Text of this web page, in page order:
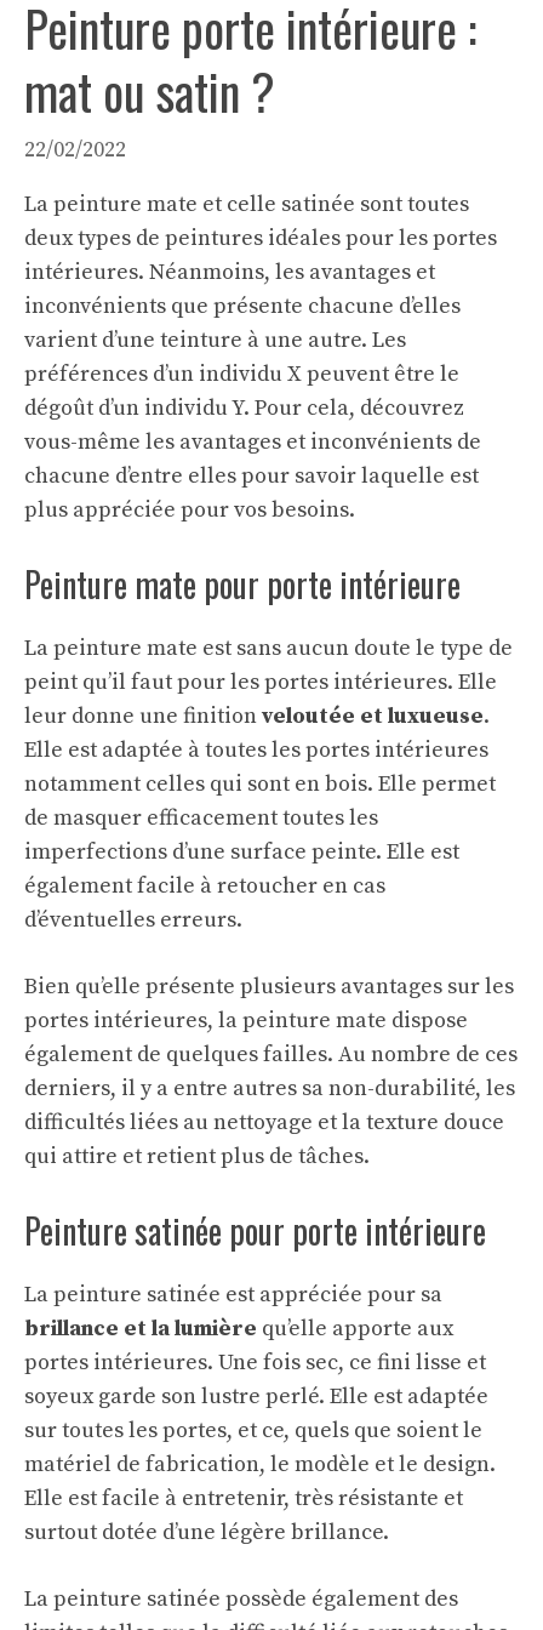
Peinture porte intérieure :
mat ou satin ?
22/02/2022
La peinture mate et celle satinée sont toutes
deux types de peintures idéalespour les portes
intérieures. Néanmoins, les avantages et
inconvénients que présente chacune d’elles
varient d’une teinture à une autre. Les
préférences d’un individu X peuvent être le
dégoût d’un individu Y. Pour cela, découvrez
vous-même les avantages et inconvénients de
chacune d’entre elles pour savoir laquelle est
plus appréciée pour vos besoins.
Peinture mate pour porte intérieure
La peinture mate est sans aucun doute le type de
peint qu’il faut pour les portes intérieures. Elle
leur donne une finitionveloutée et luxueuse.
Elle est adaptée à toutes les portes intérieures
notamment celles qui sont en bois. Elle permet
de masquer efficacement toutes les
imperfections d’une surface peinte. Elle est
également facile à retoucher en cas
d’éventuelles erreurs.
Bien qu’elle présente plusieurs avantages sur les
portes intérieures, la peinture mate dispose
également de quelques failles. Au nombre de ces
derniers, il y a entre autres sa non-durabilité, les
difficultés liées au nettoyage et la texture douce
qui attire et retient plus de tâches.
Peinture satinée pour porte intérieure
Lapeinture satinée est appréciée pour sa
brillance et la lumière qu’elle apporte aux
portes intérieures. Une fois sec, ce fini lisse et
soyeux garde son lustre perlé. Elle est adaptée
sur toutes les portes, et ce, quels que soient le
matériel de fabrication, le modèle et le design.
Elle est facile à entretenir, très résistante et
surtout dotée d’une légère brillance.
La peinture satinée possède également des